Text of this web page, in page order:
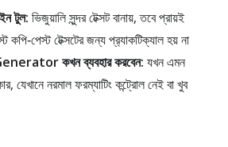
টুল: ভিজুয়ালি সুন্দর টেক্সট বানায়, তবে প্রায়ই
কপি‑পেস্ট টেক্সটের জন্য প্র‍্যাকটিক্যাল হয় না
কখন ব্যবহার করবেন: যখন এমন
যেখানে নরমাল ফরম্যাটিং কন্ট্রোল নেই বা খুব